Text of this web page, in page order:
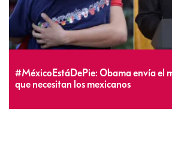
#MéxicoEstáDePie: Obama envía el
que necesitan los mexicanos